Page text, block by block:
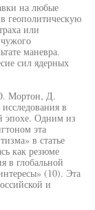
на любые
геополитическую
или
маневра.
сил ядерных
Мортон, Д.
в
эпохе. Одним из
эта
в статье
как резюме
в глобальной
(10). Эта
и